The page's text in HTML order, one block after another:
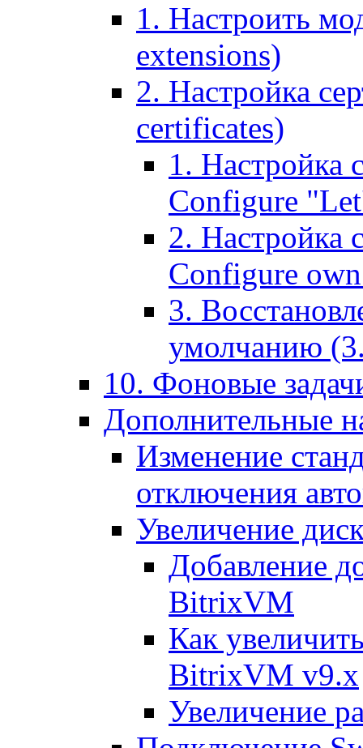
1. Настроить
extensions)
2. Настройка
certificates)
1. Настройка
Configure
2. Настройка
Configure
3.
умолчанию
10. Фоновые
Дополнительные
Изменение
отключения
Увеличение
Добавление
BitrixVM
Как
BitrixVM v9.x
Увеличение